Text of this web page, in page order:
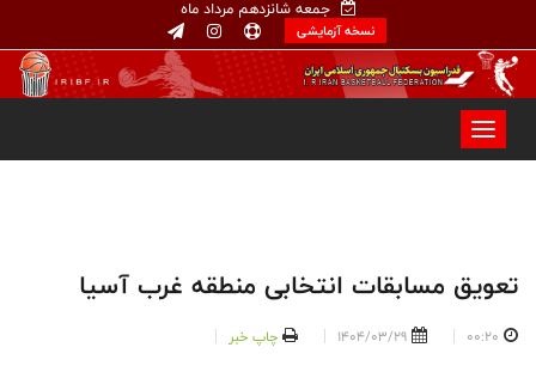
جمعه شانزدهم مرداد ماه
نسخه آزمایشی
تعویق مسابقات انتخابی منطقه غرب آسیا
00:20
1404/03/29 چاپ خبر